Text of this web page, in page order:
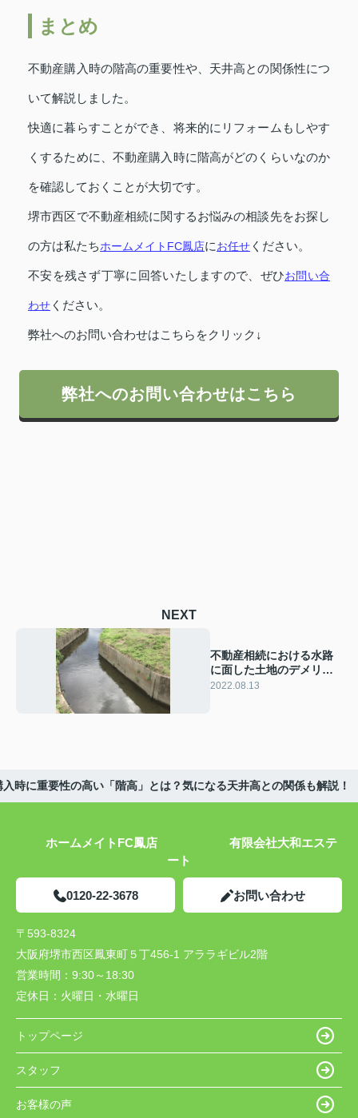
まとめ
不動産購入時の階高の重要性や、天井高との関係性につ
いて解説しました。
快適に暮らすことができ、将来的にリフォームもしやす
くするために、不動産購入時に階高がどのくらいなのか
を確認しておくことが大切です。
堺市西区で不動産相続に関するお悩みの相談先をお探し
の方は私たちホームメイトFC鳳店にお任せ ください。
不安を残さず丁寧に回答いたしますので、ぜひお問い合
わせ ください。
弊社へのお問い合わせはこちらをクリック↓
弊社へのお問い合わせはこちら
NEXT
不動産相続における水路
に面した土地のデメリッ
トや売却方法とは？
2022.08.13
時に重要性の高い「階高」とは？気になる天井高との関係も解説！
ホームメイトFC鳳店 有限会社大和エステ
ート
0120-22-3678 お問い合わせ
〒593-8324
大阪府堺市西区鳳東町５丁456-1 アララギビル2階
営業時間： 9:30～18:30
定休日： 火曜日・水曜日
トップページ
スタッフ
お客様の声